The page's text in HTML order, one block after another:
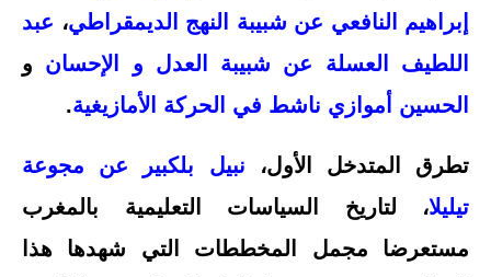
إبراهيم النافعي عن شبيبة النهج الديمقراطي، عبد
اللطيف العسلة عن شبيبة العدل و الإحسان و
الحسين أموازي ناشط في الحركة الأمازيغية.
تطرق المتدخل الأول، نبيل بلكبير عن مجوعة
تيليلا، لتاريخ السياسات التعليمية بالمغرب
مستعرضا مجمل المخططات التي شهدها هذا